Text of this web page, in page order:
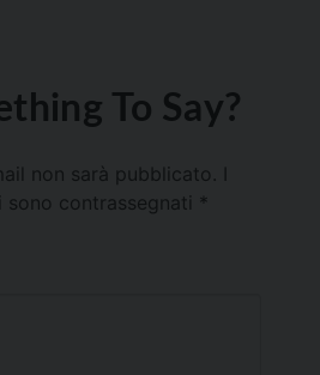
To Say?
non sarà pubblicato.
contrassegnati *